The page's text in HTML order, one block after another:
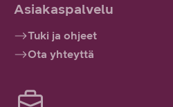
Asiakaspalvelu
Tuki ja ohjeet
Ota yhteyttä